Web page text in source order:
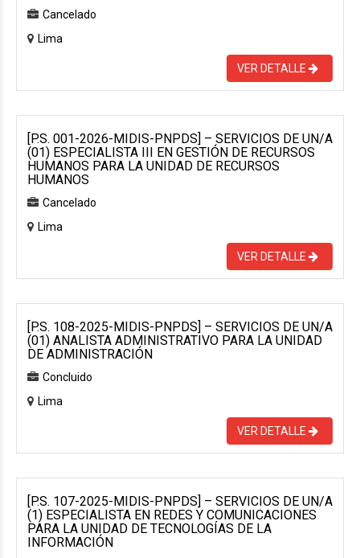
Cancelado
Lima
VER DETALLE
[P.S. 001-2026-MIDIS-PNPDS] – SERVICIOS DE UN/A
(01) ESPECIALISTA III EN GESTIÓN DE RECURSOS
HUMANOS PARA LA UNIDAD DE RECURSOS
HUMANOS
Cancelado
Lima
VER DETALLE
[P.S. 108-2025-MIDIS-PNPDS] – SERVICIOS DE UN/A
(01) ANALISTA ADMINISTRATIVO PARA LA UNIDAD
DE ADMINISTRACIÓN
Concluido
Lima
VER DETALLE
[P.S. 107-2025-MIDIS-PNPDS] – SERVICIOS DE UN/A
(1) ESPECIALISTA EN REDES Y COMUNICACIONES
PARA LA UNIDAD DE TECNOLOGÍAS DE LA
INFORMACIÓN